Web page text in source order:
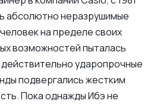
абсолютно неразрушимые
на пределе своих
возможностей пыталась
ударопрочные
подвергались жестким
Пока однажды Ибэ не